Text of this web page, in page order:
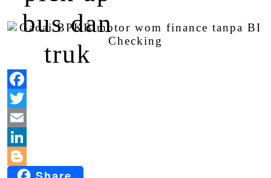
Facebook
Twitter
Email
LinkedIn
Blogger